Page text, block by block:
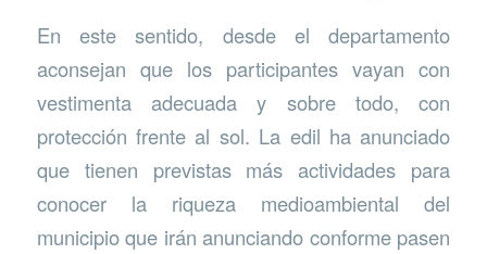
En este sentido, desde el departamento
aconsejan que los participantes vayan con
vestimenta adecuada y sobre todo, con
protección frente al sol. La edil ha anunciado
que tienen previstas más actividades para
conocer la riqueza medioambiental del
municipio que irán anunciando conforme pasen